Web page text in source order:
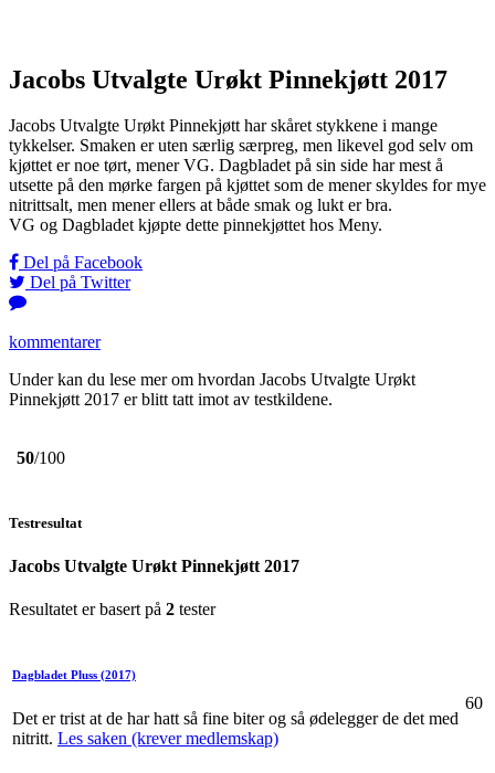
Jacobs Utvalgte Urøkt Pinnekjøtt 2017
Jacobs Utvalgte Urøkt Pinnekjøtt har skåret stykkene i mange
tykkelser. Smaken er uten særlig særpreg, men likevel god selv om
kjøttet er noe tørt, mener VG. Dagbladet på sin side har mest å
utsette på den mørke fargen på kjøttet som de mener skyldes for mye
nitrittsalt, men mener ellers at både smak og lukt er bra.
VG og Dagbladet kjøpte dette pinnekjøttet hos Meny.
Del på Facebook
Del på Twitter
kommentarer
Under kan du lese mer om hvordan Jacobs Utvalgte Urøkt
Pinnekjøtt 2017 er blitt tatt imot av testkildene.
50/100
Testresultat
Jacobs Utvalgte Urøkt Pinnekjøtt 2017
Resultatet er basert på 2 tester
Dagbladet Pluss (2017)
Det er trist at de har hatt så fine biter og så ødelegger de det med
nitritt. Les saken (krever medlemskap)
60